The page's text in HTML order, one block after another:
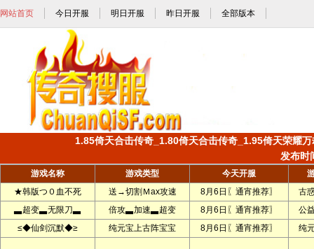
网站首页 今日开服 明日开服 昨日开服 全部版本
1.85倚天合击传奇_1.80倚天合击传奇_1.95倚天荣耀
发布时
游戏名称 游戏类型 今天开服
★韩版つ０血不死
送→切割Ｍax攻速 8月6日〖通宵推荐〗
古
▃超变▃无限刀▃
倍攻▃加速▃超变 8月6日〖通宵推荐〗
公
≤◆仙剑沉默◆≥
纯元宝上古阵宝宝 8月6日〖通宵推荐〗 纯